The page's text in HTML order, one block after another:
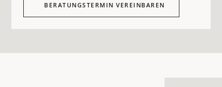
BERATUNGSTERMIN VEREINBAREN